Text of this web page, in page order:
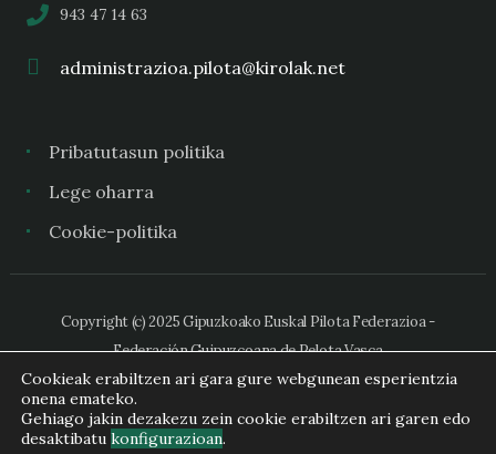
943 47 14 63
administrazioa.pilota@kirolak.net
Pribatutasun politika
Lege oharra
Cookie-politika
Copyright (c) 2025 Gipuzkoako Euskal Pilota Federazioa -
Federación Guipuzcoana de Pelota Vasca
Cookieak erabiltzen ari gara gure webgunean esperientzia
onena emateko.
Gehiago jakin dezakezu zein cookie erabiltzen ari garen edo
desaktibatu konfigurazioan.